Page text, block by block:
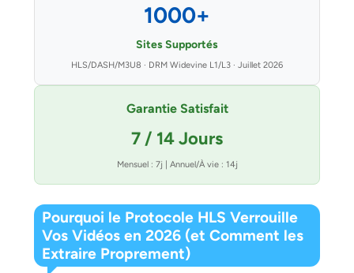
1000+
Sites Supportés
HLS/DASH/M3U8 · DRM Widevine L1/L3 · Juillet 2026
Garantie Satisfait
7 / 14 Jours
Mensuel : 7j | Annuel/À vie : 14j
Pourquoi le Protocole HLS Verrouille
Vos Vidéos en 2026 (et Comment les
Extraire Proprement)